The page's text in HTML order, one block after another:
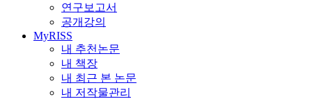
연구보고서
공개강의
MyRISS
내 추천논문
내 책장
내 최근 본 논문
내 저작물관리